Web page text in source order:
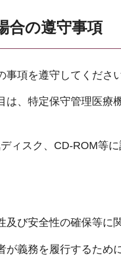
合の遵守事項
項を遵守してください
、特定保守管理医療
ィスク、CD-ROM等に
及び安全性の確保等に
義務を履行するため